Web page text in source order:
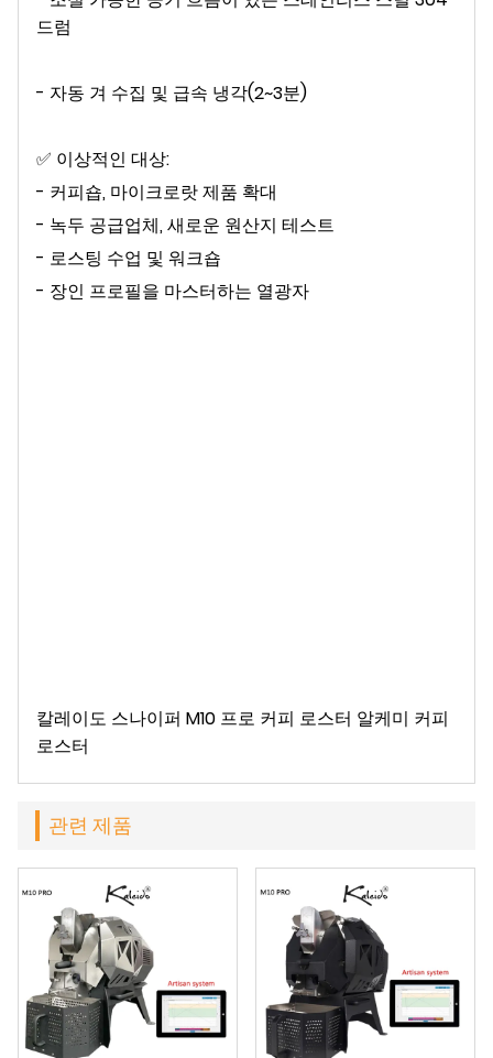
드럼
- 자동 겨 수집 및 급속 냉각(2~3분)
✅ 이상적인 대상:
- 커피숍, 마이크로랏 제품 확대
- 녹두 공급업체, 새로운 원산지 테스트
- 로스팅 수업 및 워크숍
- 장인 프로필을 마스터하는 열광자
칼레이도 스나이퍼 M10 프로 커피 로스터 알케미 커피
로스터
관련 제품